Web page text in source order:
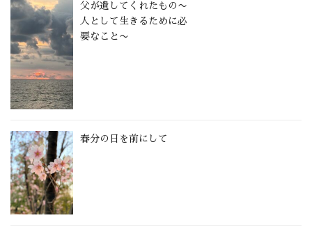
父が遺してくれたもの〜
人として生きるために必
要なこと〜
春分の日を前にして